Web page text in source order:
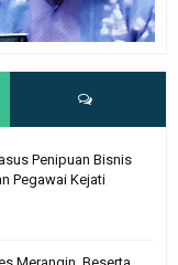
Penipuan Bisnis
Pegawai Kejati